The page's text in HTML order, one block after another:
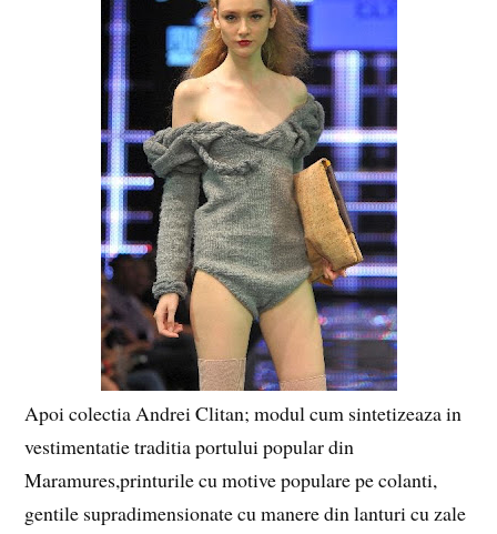
Apoi colectia Andrei Clitan; modul cum sintetizeaza in
vestimentatie traditia portului popular din
Maramures,printurile cu motive populare pe colanti,
gentile supradimensionate cu manere din lanturi cu zale